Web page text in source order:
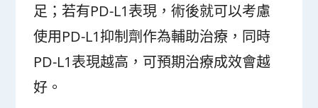
足；若有PD-L1表現，術後就可以考慮
使用PD-L1抑制劑作為輔助治療，同時
PD-L1表現越高，可預期治療成效會越
好。